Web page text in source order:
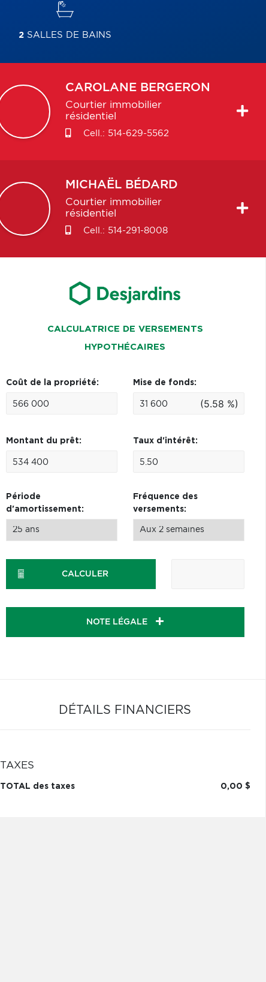
2SALLES DE BAINS
CAROLANE BERGERON
Courtier immobilier
résidentiel
Cell.: 514-629-5562
MICHAËL BÉDARD
Courtier immobilier
résidentiel
Cell.: 514-291-8008
CALCULATRICE DE VERSEMENTS
HYPOTHÉCAIRES
Coût de la propriété: Mise de fonds:
(5.58 %)
Montant du prêt: Taux d'intérêt:
Période
d'amortissement:
Fréquence des
versements:
CALCULER
NOTE LÉGALE
DÉTAILS FINANCIERS
TAXES
TOTAL des taxes 0,00 $